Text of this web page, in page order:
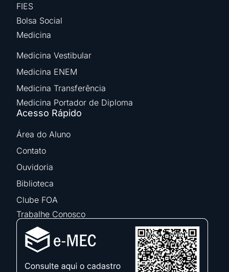
FIES
Bolsa Social
Medicina
Medicina Vestibular
Medicina ENEM
Medicina Transferência
Medicina Portador de Diploma
Acesso Rápido
Área do Aluno
Contato
Ouvidoria
Biblioteca
Clube FOA
Trabalhe Conosco